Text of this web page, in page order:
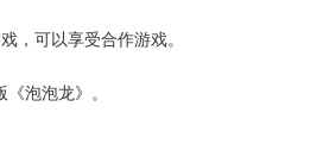
，可以享受合作游戏。
泡泡龙》。